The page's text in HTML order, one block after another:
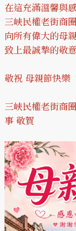
在這充滿溫馨與
三峽民權老街商
向所有偉大的母親
致上最誠摯的敬
敬祝 母親節快樂
三峽民權老街商
事 敬賀